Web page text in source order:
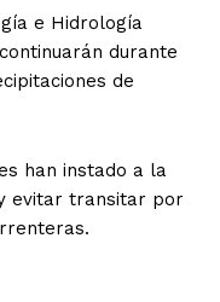
e Hidrología
durante
de
han instado a la
evitar transitar por